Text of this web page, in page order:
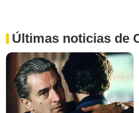
Últimas noticias de